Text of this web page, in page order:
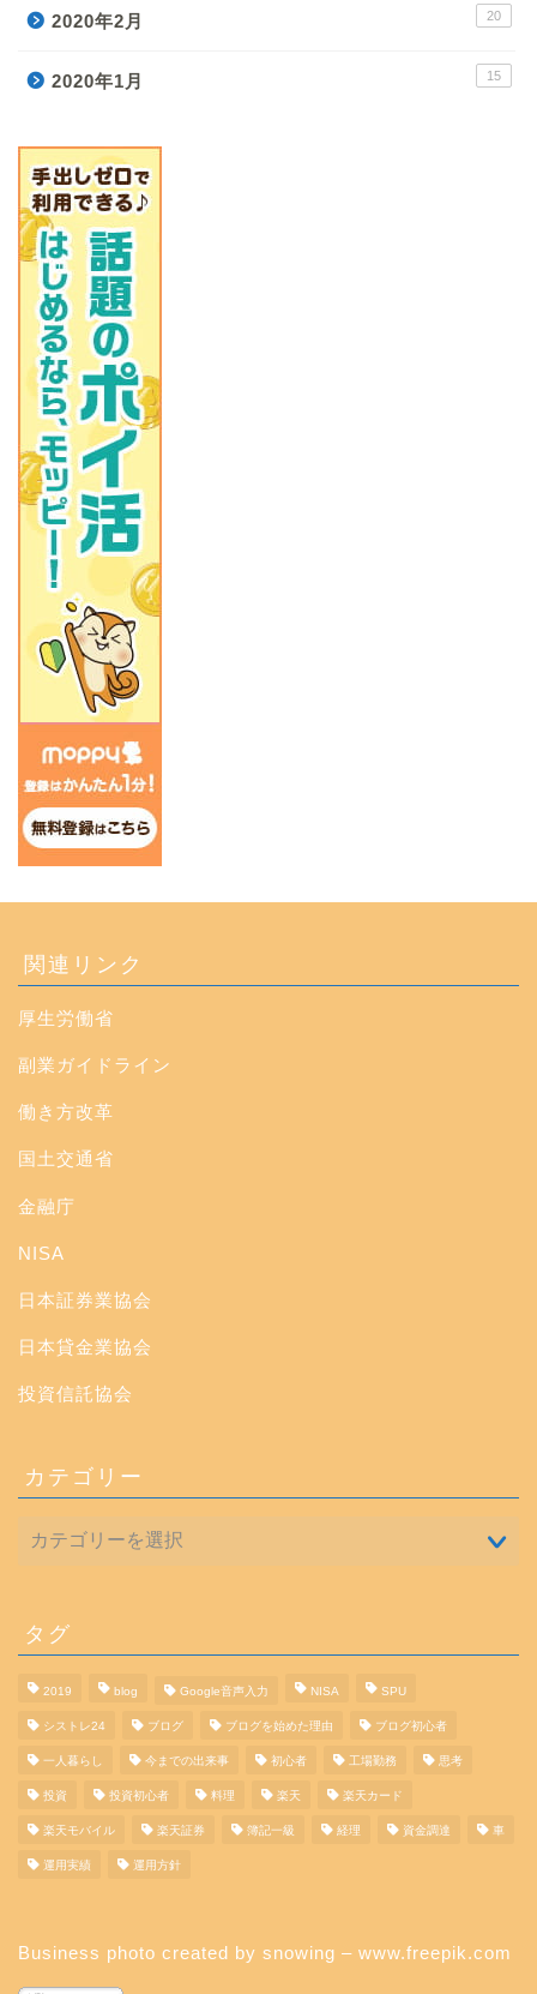
2020年2月 20
2020年1月 15
関連リンク
厚生労働省
副業ガイドライン
働き方改革
国土交通省
金融庁
NISA
日本証券業協会
日本貸金業協会
投資信託協会
カテゴリー
タグ
2019 blog Google音声入力 NISA SPU
シストレ24 ブログ ブログを始めた理由 ブログ初心者
一人暮らし 今までの出来事 初心者 工場勤務 思考
投資 投資初心者 料理 楽天 楽天カード
楽天モバイル 楽天証券 簿記一級 経理 資金調達 車
運用実績 運用方針
Business photo created by snowing – www.freepik.com